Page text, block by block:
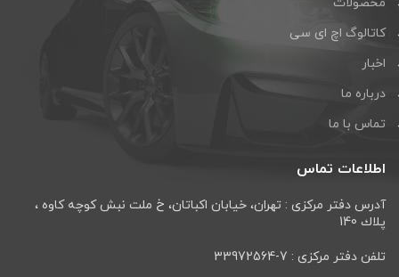
کاتالوگ اچ ای سی
اخبار
درباره ما
تماس با ما
اطلاعات تماس
آدرس دفتر مرکزی : تهران، خيابان اكباتان، خ ملت نبش كوچه كاوه ،
پلاك 140
تلفن دفتر مرکزی : 7-33972564